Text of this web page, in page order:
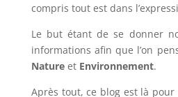
compris tout est dans
Le but étant de se donner
informations afin que l’on
Natureet Environnement.
Après tout, ce blog est là